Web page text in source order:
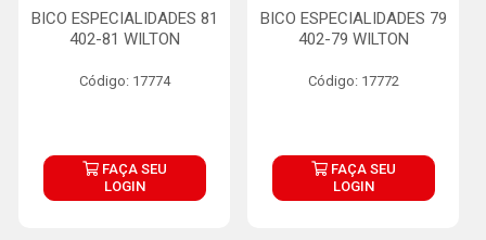
BICO ESPECIALIDADES 81
402-81 WILTON
Código: 17774
FAÇA SEU
LOGIN
BICO ESPECIALIDADES 79
402-79 WILTON
Código: 17772
FAÇA SEU
LOGIN